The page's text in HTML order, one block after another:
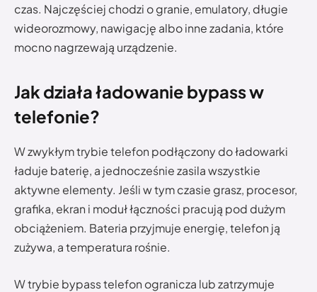
czas. Najczęściej chodzi o granie, emulatory, długie
wideorozmowy, nawigację albo inne zadania, które
mocno nagrzewają urządzenie.
Jak działa ładowanie bypass w
telefonie?
W zwykłym trybie telefon podłączony do ładowarki
ładuje baterię, a jednocześnie zasila wszystkie
aktywne elementy. Jeśli w tym czasie grasz, procesor,
grafika, ekran i moduł łączności pracują pod dużym
obciążeniem. Bateria przyjmuje energię, telefon ją
zużywa, a temperatura rośnie.
W trybie bypass telefon ogranicza lub zatrzymuje